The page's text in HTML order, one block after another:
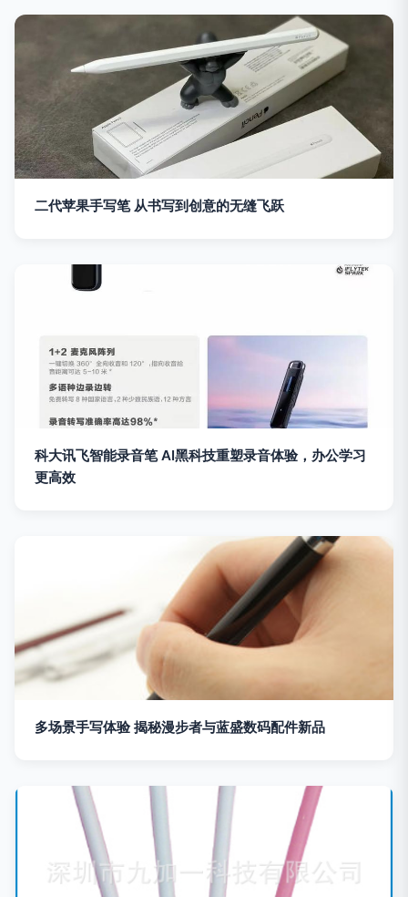
二代苹果手写笔 从书写到创意的无缝飞跃
科大讯飞智能录音笔 AI黑科技重塑录音体验，办公学习
更高效
多场景手写体验 揭秘漫步者与蓝盛数码配件新品